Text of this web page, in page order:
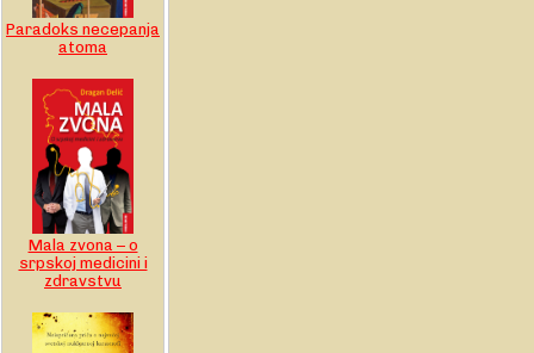
Paradoks necepanja
atoma
Mala zvona – o
srpskoj medicini i
zdravstvu